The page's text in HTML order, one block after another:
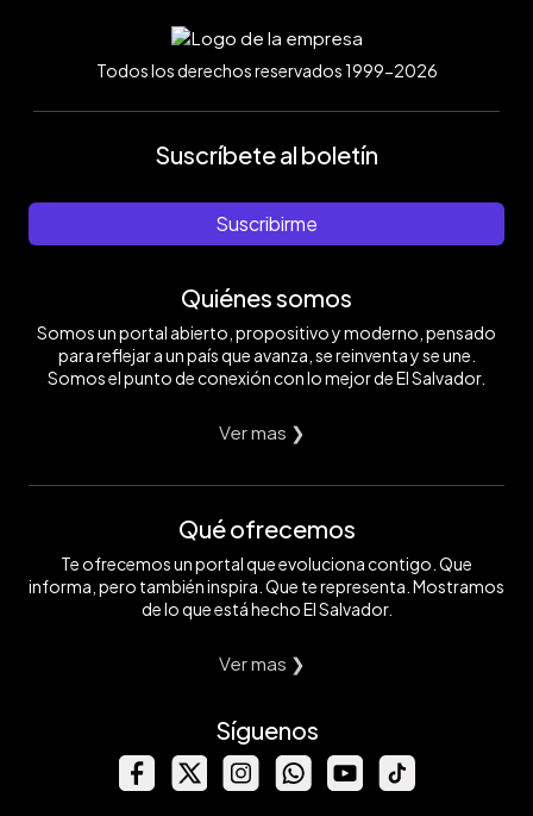
Todos los derechos reservados 1999-2026
Suscríbete al boletín
Suscribirme
Quiénes somos
Somos un portal abierto, propositivo y moderno, pensado
para reflejar a un país que avanza, se reinventa y se une.
Somos el punto de conexión con lo mejor de El Salvador.
Ver mas ❯
Qué ofrecemos
Te ofrecemos un portal que evoluciona contigo. Que
informa, pero también inspira. Que te representa. Mostramos
de lo que está hecho El Salvador.
Ver mas ❯
Síguenos